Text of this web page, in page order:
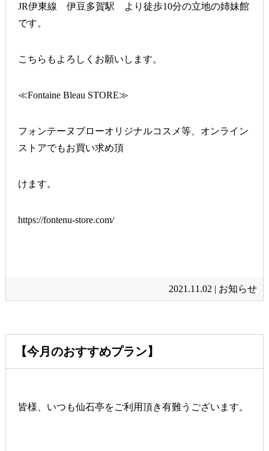
JR伊東線 伊豆多賀駅 より徒歩10分の立地の姉妹館
です。
こちらもよろしくお願いします。
≪Fontaine Bleau STORE≫
フォンテーヌブローオリジナルコスメ等、オンライン
ストアでもお買い求め頂
けます。
https://fontenu-store.com/
2021.11.02 | お知らせ
【今月のおすすめプラン】
皆様、いつも仙石亭をご利用頂き有難うございます。